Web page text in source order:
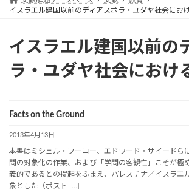
イスラエル建国以前のディアスポラ・ユダヤ社会にお
イスラエル建国以前の
ラ・ユダヤ社会におけ
Facts on the Ground
2013年4月13日
本書はミシェル・フーコー、エドワード・サイードら
問の対象化の作業、および「学問の客観性」こそが極
義的であるとの提起をふまえ、パレスチナ／イスラエ
象とした（ポスト […]